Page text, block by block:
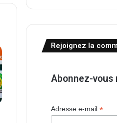
Rejoignez la
Abonnez-vous
Adresse e-mail*